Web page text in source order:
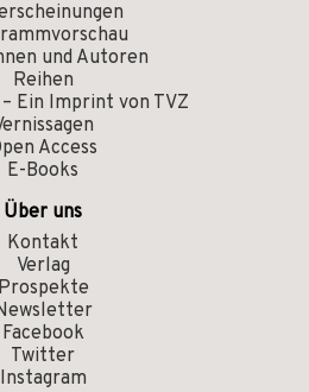
und Autoren
Reihen
– Ein Imprint von TVZ
Access
E-Books
Über uns
Kontakt
Verlag
Prospekte
Facebook
Twitter
Instagram